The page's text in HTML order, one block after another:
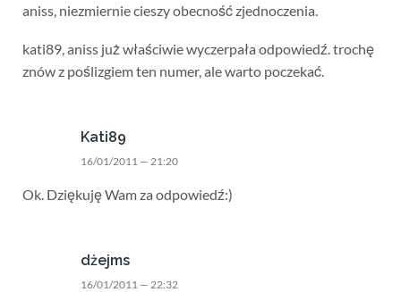
aniss, niezmiernie cieszy obecność zjednoczenia.
kati89, aniss już właściwie wyczerpała odpowiedź. trochę
znów z poślizgiem ten numer, ale warto poczekać.
Kati89
16/01/2011 — 21:20
Ok. Dziękuję Wam za odpowiedź:)
dżejms
16/01/2011 — 22:32